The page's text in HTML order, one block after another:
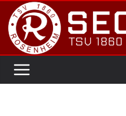
Zum
Inhalt
springen